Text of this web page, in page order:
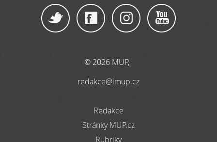
© 2026 MUP,
redakce@imup.cz
Redakce
Stránky MUP.cz
Rubriky